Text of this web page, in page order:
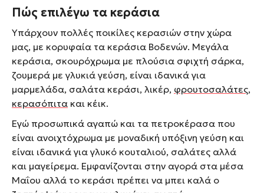
Πώς επιλέγω τα κεράσια
Υπάρχουν πολλές ποικίλες κερασιών στην χώρα
μας, με κορυφαία τα κεράσια Βοδενών. Μεγάλα
κεράσια, σκουρόχρωμα με πλούσια σφιχτή σάρκα,
ζουμερά με γλυκιά γεύση, είναι ιδανικά για
μαρμελάδα, σαλάτα κεράσι, λικέρ, φρουτοσαλάτες,
κερασόπιτα και κέικ.
Εγώ προσωπικά αγαπώ και τα πετροκέρασα που
είναι ανοιχτόχρωμα με μοναδική υπόξινη γεύση και
είναι ιδανικά για γλυκό κουταλιού, σαλάτες αλλά
και μαγείρεμα. Εμφανίζονται στην αγορά στα μέσα
Μαΐου αλλά το κεράσι πρέπει να μπει καλά ο